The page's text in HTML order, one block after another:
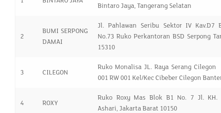
Bintaro Jaya, Tangerang Selatan
2
BUMI SERPONG
DAMAI
Jl. Pahlawan Seribu Sektor IV Kav.D7
No.73 Ruko Perkantoran BSD Serpong
15310
3 CILEGON
Ruko Monalisa JL. Raya Serang Cilegon
001 RW 001 Kel/Kec Cibeber Cilegon
4 ROXY
Ruko Roxy Mas Blok B1 No. 7 Jl. KH.
Ashari, Jakarta Barat 10150